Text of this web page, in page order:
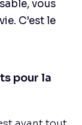
vous
C’est le
pour la